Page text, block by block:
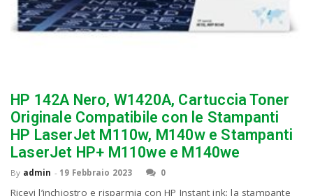
HP 142A Nero, W1420A, Cartuccia Toner
Originale Compatibile con le Stampanti
HP LaserJet M110w, M140w e Stampanti
LaserJet HP+ M110we e M140we
By admin - 19 Febbraio 2023 0
Ricevi l’inchiostro e risparmia con HP Instant ink: la stampante